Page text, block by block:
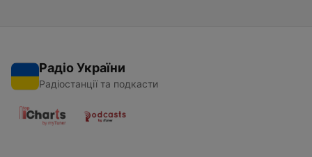
Радіо України
Радіостанції та подкасти